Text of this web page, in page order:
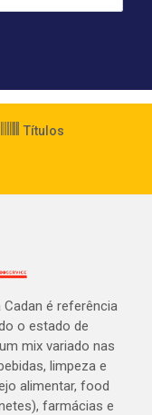
Títulos
é referência
o estado de
mix variado nas
limpeza e
alimentar, food
farmácias e